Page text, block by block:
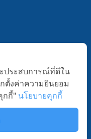
ประสบการณ์ที่ดีใน
ตั้งค่าความยินยอม
กกี้" นโยบายคุกกี้